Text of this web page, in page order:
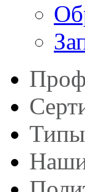
Наши